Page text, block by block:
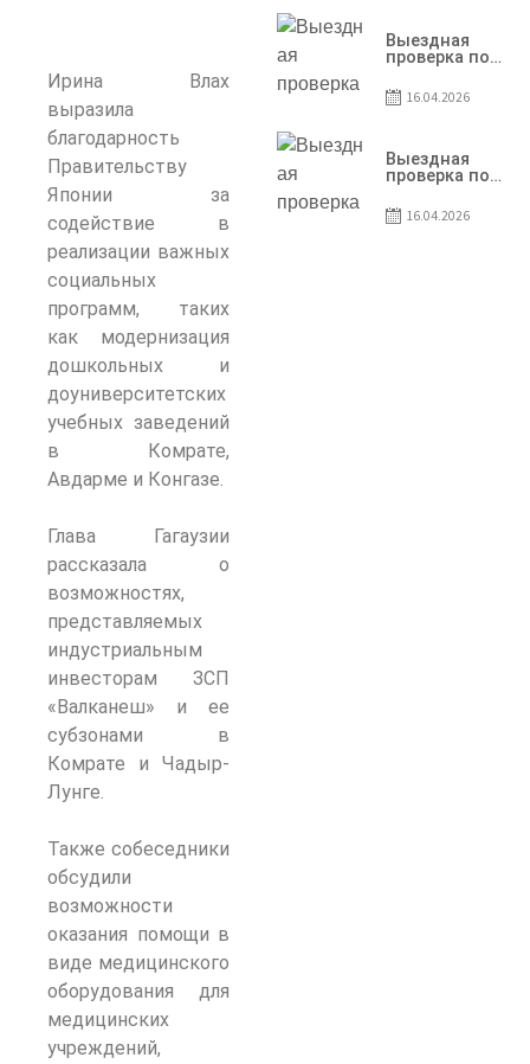
Ирина Влах
выразила
благодарность
Правительству
Японии за
содействие в
реализации важных
социальных
программ, таких
как модернизация
дошкольных и
доуниверситетских
учебных заведений
в Комрате,
Авдарме и Конгазе.
Глава Гагаузии
рассказала о
возможностях,
представляемых
индустриальным
инвесторам ЗСП
«Валканеш» и ее
субзонами в
Комрате и Чадыр-
Лунге.
Также собеседники
обсудили
возможности
оказания помощи в
виде медицинского
оборудования для
медицинских
учреждений,
Выездная
проверка по
соблюдения
условий
грантов
предприятия
SRL Patiseria
Familiei
16.04.2026
Выездная
проверка по
соблюдения
условий
16.04.2026